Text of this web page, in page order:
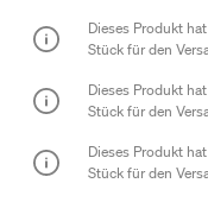
Dieses Produkt
Stück für den
Dieses Produkt
Stück für den
Dieses Produkt
Stück für den